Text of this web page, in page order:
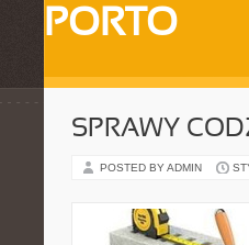
PORTO
SPRAWY
POSTED BY ADMIN